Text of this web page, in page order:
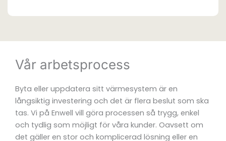
Vår arbetsprocess
Byta eller uppdatera sitt värmesystem är en
långsiktig investering och det är flera beslut som ska
tas. Vi på Enwell vill göra processen så trygg, enkel
och tydlig som möjligt för våra kunder. Oavsett om
det gäller en stor och komplicerad lösning eller en